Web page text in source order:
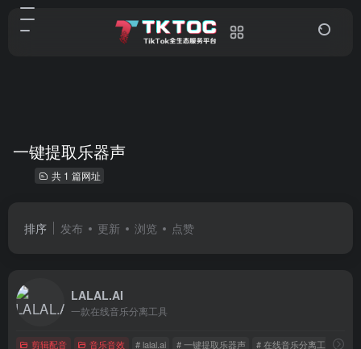
一键提取乐器声
共 1 篇网址
排序 发布 更新 浏览 点赞
LALAL.AI
一款在线音乐分离工具
剪辑配音 音乐音效 # lalal.ai # 一键提取乐器声 # 在线音乐分离工具